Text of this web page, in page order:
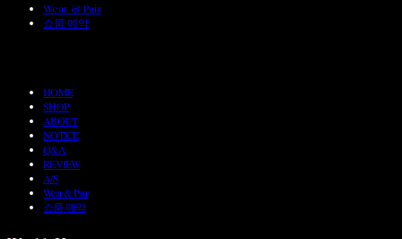
Wear & Pair
쇼룸 예약
HOME
SHOP
ABOUT
NOTICE
Q&A
REVIEW
A/S
Wear & Pair
쇼룸 예약